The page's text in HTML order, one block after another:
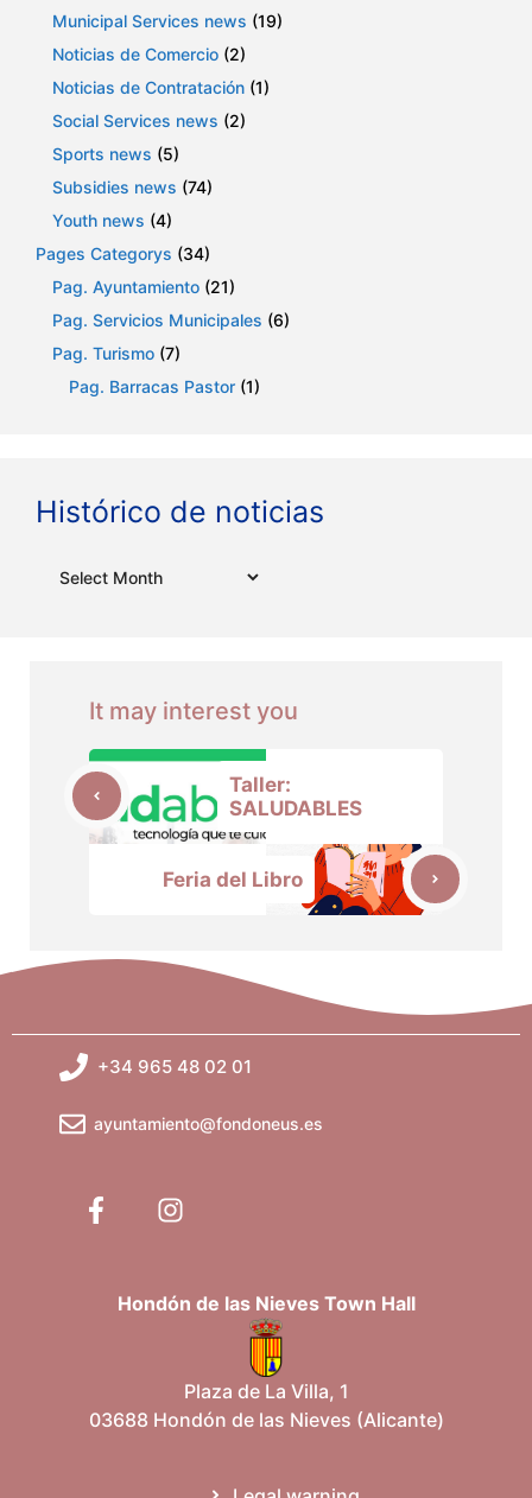
Municipal Services news (19)
Noticias de Comercio (2)
Noticias de Contratación (1)
Social Services news (2)
Sports news (5)
Subsidies news (74)
Youth news (4)
Pages Categorys (34)
Pag. Ayuntamiento (21)
Pag. Servicios Municipales (6)
Pag. Turismo (7)
Pag. Barracas Pastor (1)
Histórico de noticias
It may interest you
Taller:
SALUDABLES
Feria del Libro
+34 965 48 02 01
ayuntamiento@fondoneus.es
Hondón de las Nieves Town Hall
Plaza de La Villa, 1
03688 Hondón de las Nieves (Alicante)